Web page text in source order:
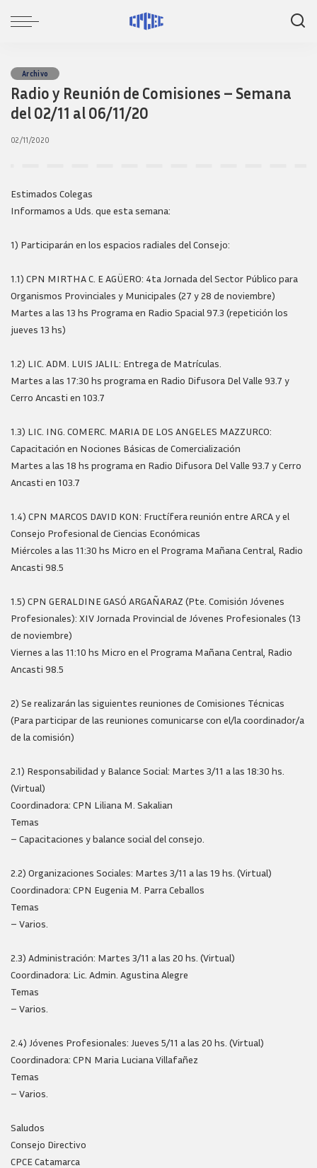
Archivo
Radio y Reunión de Comisiones – Semana
del 02/11 al 06/11/20
02/11/2020
Estimados Colegas
Informamos a Uds. que esta semana:
1) Participarán en los espacios radiales del Consejo:
1.1) CPN MIRTHA C. E AGÜERO: 4ta Jornada del Sector Público para
Organismos Provinciales y Municipales (27 y 28 de noviembre)
Martes a las 13 hs Programa en Radio Spacial 97.3 (repetición los
jueves 13 hs)
1.2) LIC. ADM. LUIS JALIL: Entrega de Matrículas.
Martes a las 17:30 hs programa en Radio Difusora Del Valle 93.7 y
Cerro Ancasti en 103.7
1.3) LIC. ING. COMERC. MARIA DE LOS ANGELES MAZZURCO:
Capacitación en Nociones Básicas de Comercialización
Martes a las 18 hs programa en Radio Difusora Del Valle 93.7 y Cerro
Ancasti en 103.7
1.4) CPN MARCOS DAVID KON: Fructífera reunión entre ARCA y el
Consejo Profesional de Ciencias Económicas
Miércoles a las 11:30 hs Micro en el Programa Mañana Central, Radio
Ancasti 98.5
1.5) CPN GERALDINE GASÓ ARGAÑARAZ (Pte. Comisión Jóvenes
Profesionales): XIV Jornada Provincial de Jóvenes Profesionales (13
de noviembre)
Viernes a las 11:10 hs Micro en el Programa Mañana Central, Radio
Ancasti 98.5
2) Se realizarán las siguientes reuniones de Comisiones Técnicas
(Para participar de las reuniones comunicarse con el/la coordinador/a
de la comisión)
2.1) Responsabilidad y Balance Social: Martes 3/11 a las 18:30 hs.
(Virtual)
Coordinadora: CPN Liliana M. Sakalian
Temas
– Capacitaciones y balance social del consejo.
2.2) Organizaciones Sociales: Martes 3/11 a las 19 hs. (Virtual)
Coordinadora: CPN Eugenia M. Parra Ceballos
Temas
– Varios.
2.3) Administración: Martes 3/11 a las 20 hs. (Virtual)
Coordinadora: Lic. Admin. Agustina Alegre
Temas
– Varios.
2.4) Jóvenes Profesionales: Jueves 5/11 a las 20 hs. (Virtual)
Coordinadora: CPN Maria Luciana Villafañez
Temas
– Varios.
Saludos
Consejo Directivo
CPCE Catamarca